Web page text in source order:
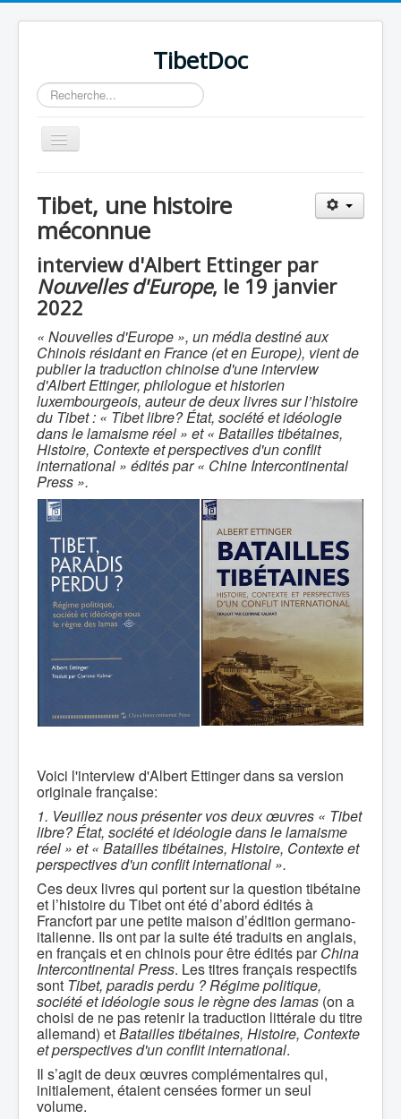
TibetDoc
Rechercher
Basculer
la
≡
Tibet, une histoire
méconnue
interview d'Albert Ettinger par
Nouvelles d'Europe, le 19 janvier
2022
« Nouvelles d'Europe », un média destiné aux
Chinois résidant en France (et en Europe), vient de
publier la traduction chinoise d'une interview
d'Albert Ettinger, philologue et historien
luxembourgeois, auteur de deux livres sur l’histoire
du Tibet : « Tibet libre? État, société et idéologie
dans le lamaisme réel » et « Batailles tibétaines,
Histoire, Contexte et perspectives d'un conflit
international » éditéspar « Chine Intercontinental
Press ».
Voici l'interview d'Albert Ettinger dans sa version
originale française:
1. Veuillez nous présenter vos deux œuvres « Tibet
libre? État, société et idéologie dans le lamaisme
réel » et « Batailles tibétaines, Histoire, Contexte et
perspectives d'un conflit international ».
Ces deux livres qui portent sur la question tibétaine
et l’histoire du Tibet ont été d’abord édités à
Francfort par une petite maison d’édition germano-
italienne. Ils ont par la suite été traduits en anglais,
en français et en chinois pour être édités parChina
Intercontinental Press. Les titres français respectifs
sont Tibet, paradis perdu ?Régime politique,
société et idéologie sous le règne des lamas (on a
choisi de ne pas retenir la traduction littérale du titre
allemand) etBatailles tibétaines, Histoire, Contexte
et perspectives d'un conflit international.
Il s’agit de deux œuvres complémentaires qui,
initialement, étaient censées former un seul
volume.